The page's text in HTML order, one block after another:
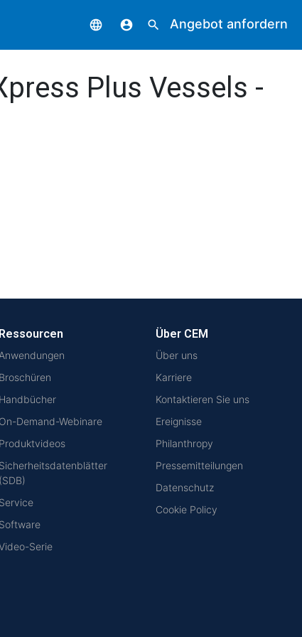
language account_circle search Angebot anfordern
Plus Vessels -
Ressourcen
Anwendungen
Broschüren
Handbücher
On-Demand-Webinare
Produktvideos
Sicherheitsdatenblätter
(SDB)
Service
Software
Serie
Über CEM
Über uns
Karriere
Kontaktieren Sie uns
Ereignisse
Philanthropy
Pressemitteilungen
Datenschutz
Cookie Policy